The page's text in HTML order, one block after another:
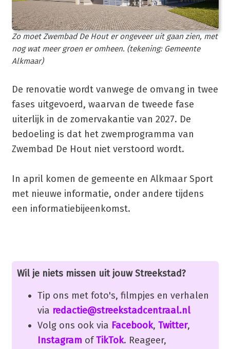
Zo moet Zwembad De Hout er ongeveer uit gaan zien, met
nog wat meer groen er omheen. (tekening: Gemeente
Alkmaar)
De renovatie wordt vanwege de omvang in twee
fases uitgevoerd, waarvan de tweede fase
uiterlijk in de zomervakantie van 2027. De
bedoeling is dat het zwemprogramma van
Zwembad De Hout niet verstoord wordt.
In april komen de gemeente en Alkmaar Sport
met nieuwe informatie, onder andere tijdens
een informatiebijeenkomst.
Wil je niets missen uit jouw Streekstad?
Tip ons met foto's, filmpjes en verhalen
via redactie@streekstadcentraal.nl
Volg ons ook via Facebook, Twitter,
Instagram ofTikTok. Reageer,